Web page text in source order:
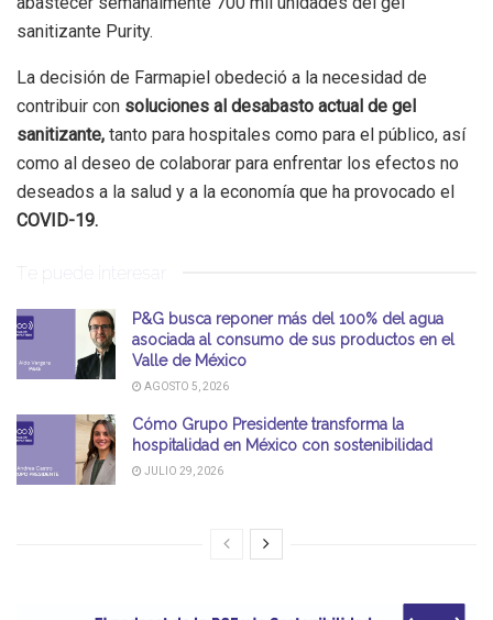
sanitizante Purity.
La decisión de Farmapiel obedeció a la necesidad de
contribuir con soluciones al desabasto actual de gel
sanitizante, tanto para hospitales como para el público, así
como al deseo de colaborar para enfrentar los efectos no
deseados a la salud y a la economía que ha provocado el
COVID-19.
Te puede interesar
P&G busca reponer más del 100% del agua
asociada al consumo de sus productos en el
Valle de México
AGOSTO 5, 2026
Cómo Grupo Presidente transforma la
hospitalidad en México con sostenibilidad
JULIO 29, 2026